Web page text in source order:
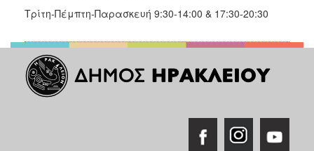
Τρίτη-Πέμπτη-Παρασκευή 9:30-14:00 & 17:30-20:30